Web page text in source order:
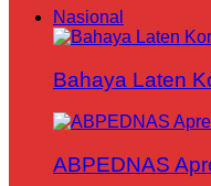
Nasional
Bahaya Laten
ABPEDNAS